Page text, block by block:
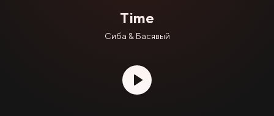
Time
Сиба & Басявый